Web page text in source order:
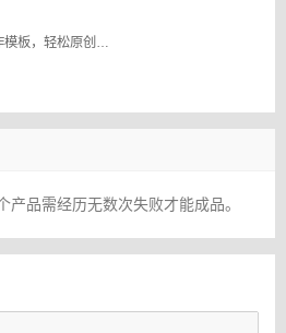
Ai智能写作，1000+写作模板，轻松原创，拒绝写作焦虑！一款在线Ai写作生成器
产品需经历无数次失败才能成品。